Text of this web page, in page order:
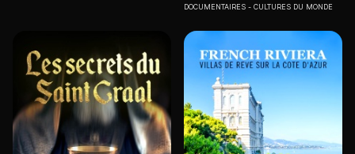
DOCUMENTAIRES CULTURES DU MONDE